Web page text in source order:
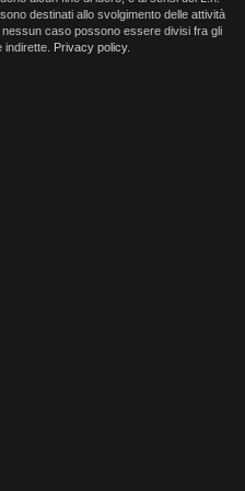
destinati allo svolgimento delle attività
caso possono essere divisi fra gli
Privacy policy.